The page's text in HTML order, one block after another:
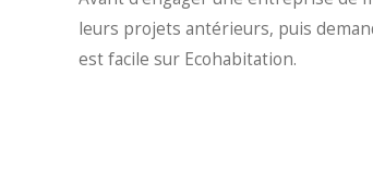
leurs projets antérieurs, puis
est facile sur Ecohabitation.